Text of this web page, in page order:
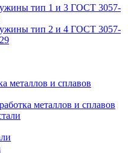
тип 1 и 3 ГОСТ 3057-
тип 2 и 4 ГОСТ 3057-
металлов и сплавов
металлов и сплавов